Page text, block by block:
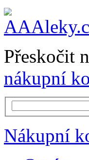
Přeskočit
nákupní
Nákupní